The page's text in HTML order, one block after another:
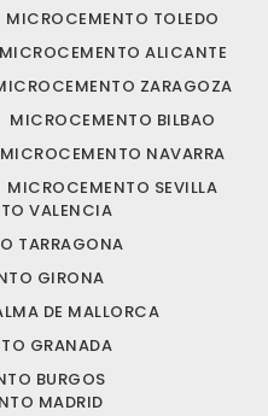
MICROCEMENTO TOLEDO
MICROCEMENTO ALICANTE
ZARAGOZA
MICROCEMENTO BILBAO
MICROCEMENTO NAVARRA
MICROCEMENTO SEVILLA
VALENCIA
TARRAGONA
GIRONA
DE MALLORCA
GRANADA
BURGOS
MADRID